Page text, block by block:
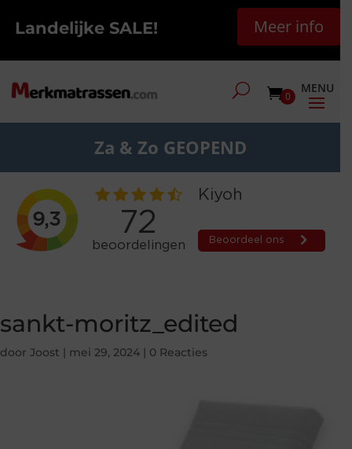
Landelijke SALE! Meer info
0
Za & Zo GEOPEND
sankt-moritz_edited
door Joost | mei 29, 2024 | 0 Reacties